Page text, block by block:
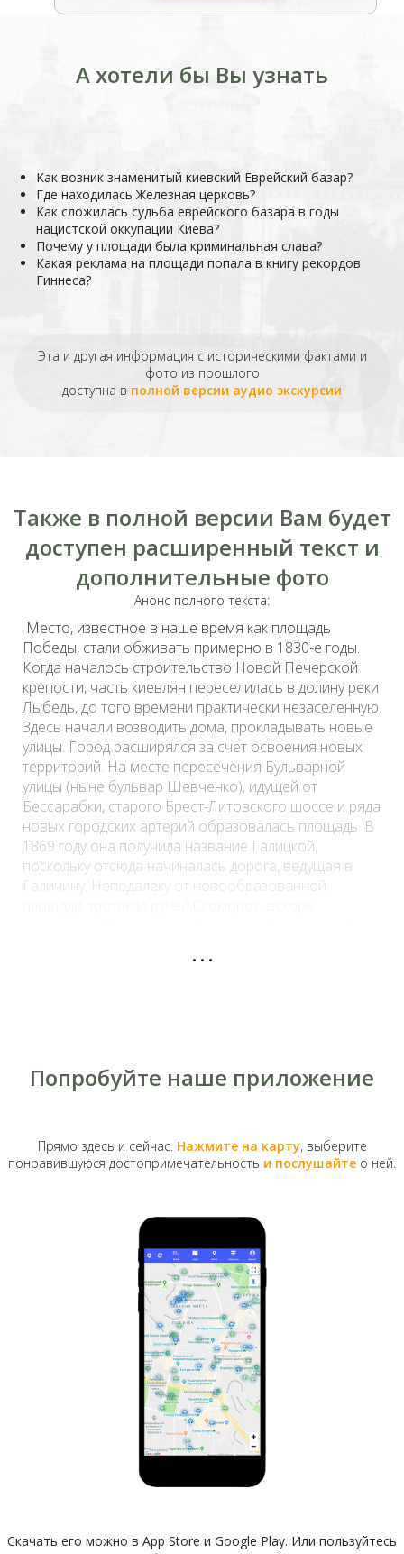
А хотели бы Вы узнать
Как возник знаменитый киевский Еврейский базар?
Где находилась Железная церковь?
Как сложилась судьба еврейского базара в годы
нацистской оккупации Киева?
Почему у площади была криминальная слава?
Какая реклама на площади попала в книгу рекордов
Гиннеса?
Эта и другая информация с историческими фактами и
фото из прошлого
доступна в полной версии аудио экскурсии
Также в полной версии Вам будет
доступен расширенный текст и
дополнительные фото
Анонс полного текста:
Место, известное в наше время как площадь
Победы, стали обживать примерно в 1830-е годы.
Когда началось строительство Новой Печерской
крепости, часть киевлян переселилась в долину реки
Лыбедь, до того времени практически незаселенную.
Здесь начали возводить дома, прокладывать новые
улицы. Город расширялся за счет освоения новых
территорий. На месте пересечения Бульварной
улицы (ныне бульвар Шевченко), идущей от
Бессарабки, старого Брест-Литовского шоссе и ряда
новых городских артерий образовалась площадь. В
1869 году она получила название Галицкой,
поскольку отсюда начиналась дорога, ведущая в
Галичину. Неподалеку от новообразованной
Галицкая площадь. 1870-е годы
В 1870 году через Киев прошла железная дорога, и
недалеко от площади появилось здание вокзала.
Торговая площадка на окраине города постепенно
превратилась в крупный бойкий рынок. Рядом
проживало большое количество евреев и многие из
них открыли здесь свои лавочки. В народе рынок
прозвали Еврейским базаром, сокращенно Евбазом.
Количество домов, а соответственно и жителей в
окрестностях Евбаза быстро росло, но своего храма
тут не было. Молиться ходили далеко — в церковь
Иоанна Златоуста на перекрестке Владимирской и
Большой Житомирскойулиц. После того как этот
старый деревянный храм разобрали, для прихода
выполнили на кирпичной основе и облицевали
...
Попробуйте наше приложение
Прямо здесь и сейчас. Нажмите на карту, выберите
понравившуюся достопримечательность и послушайте о ней.
Скачать его можно в App Store и Google Play. Или пользуйтесь